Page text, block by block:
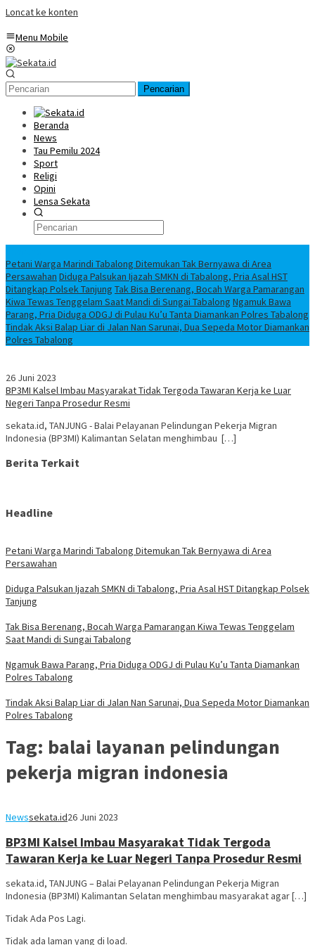
Loncat ke konten
Menu Mobile
Pencarian
Beranda
News
Tau Pemilu 2024
Sport
Religi
Opini
Lensa Sekata
Petani Warga Marindi Tabalong Ditemukan Tak Bernyawa di Area
Persawahan Diduga Palsukan Ijazah SMKN di Tabalong, Pria Asal HST
Ditangkap Polsek Tanjung Tak Bisa Berenang, Bocah Warga Pamarangan
Kiwa Tewas Tenggelam Saat Mandi di Sungai Tabalong Ngamuk Bawa
Parang, Pria Diduga ODGJ di Pulau Ku’u Tanta Diamankan Polres Tabalong
Tindak Aksi Balap Liar di Jalan Nan Sarunai, Dua Sepeda Motor Diamankan
Polres Tabalong
26 Juni 2023
BP3MI Kalsel Imbau Masyarakat Tidak Tergoda Tawaran Kerja ke Luar
Negeri Tanpa Prosedur Resmi
sekata.id, TANJUNG - Balai Pelayanan Pelindungan Pekerja Migran
Indonesia (BP3MI) Kalimantan Selatan menghimbau […]
Berita Terkait
Headline
Petani Warga Marindi Tabalong Ditemukan Tak Bernyawa di Area
Persawahan
Diduga Palsukan Ijazah SMKN di Tabalong, Pria Asal HST Ditangkap Polsek
Tanjung
Tak Bisa Berenang, Bocah Warga Pamarangan Kiwa Tewas Tenggelam
Saat Mandi di Sungai Tabalong
Ngamuk Bawa Parang, Pria Diduga ODGJ di Pulau Ku’u Tanta Diamankan
Polres Tabalong
Tindak Aksi Balap Liar di Jalan Nan Sarunai, Dua Sepeda Motor Diamankan
Polres Tabalong
Tag: balai layanan pelindungan
pekerja migran indonesia
Newssekata.id26 Juni 2023
BP3MI Kalsel Imbau Masyarakat Tidak Tergoda
Tawaran Kerja ke Luar Negeri Tanpa Prosedur Resmi
sekata.id, TANJUNG – Balai Pelayanan Pelindungan Pekerja Migran
Indonesia (BP3MI) Kalimantan Selatan menghimbau masyarakat agar […]
Tidak Ada Pos Lagi.
Tidak ada laman yang di load.